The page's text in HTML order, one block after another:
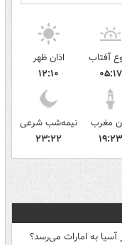
آفتاب
۰۵:۱۷
اذان ظهر
۱۲:۱۰
مغرب
۱۹:۲۳
نیمه‌شب شرعی
۲۳:۲۲
آسیا به امارات می‌رسد؟